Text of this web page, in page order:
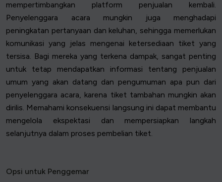
mempertimbangkan platform penjualan kembali.
Penyelenggara acara mungkin juga menghadapi
peningkatan pertanyaan dan keluhan, sehingga memerlukan
komunikasi yang jelas mengenai ketersediaan tiket yang
tersisa. Bagi mereka yang terkena dampak, sangat penting
untuk tetap mendapatkan informasi tentang penjualan
umum yang akan datang dan pengumuman apa pun dari
penyelenggara acara, karena tiket tambahan mungkin akan
dirilis. Memahami konsekuensi langsung ini dapat membantu
mengelola ekspektasi dan mempersiapkan langkah
selanjutnya dalam proses pembelian tiket.
Opsi untuk Penggemar